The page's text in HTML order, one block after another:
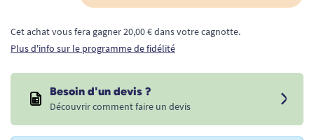
Cet achat vous fera gagner 20,00 € dans votre cagnotte.
Plus d'info sur le programme de fidélité
Besoin d'un devis ?
Découvrir comment faire un devis